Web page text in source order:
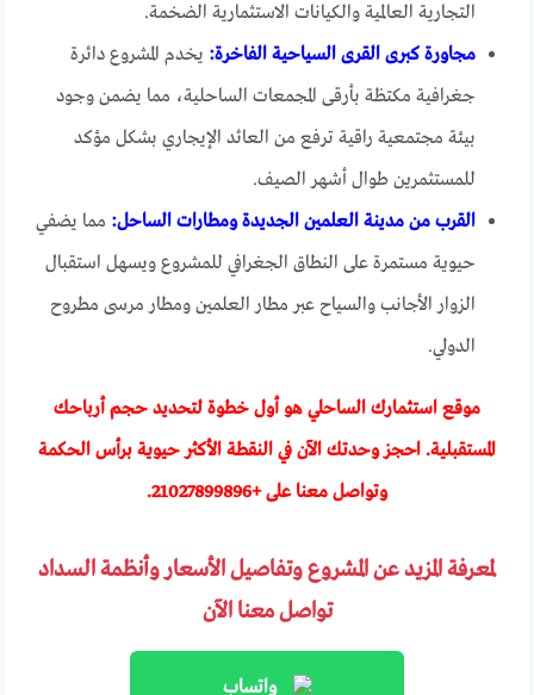
التجارية العالمية والكيانات الاستثمارية الضخمة.
مجاورة كبرى القرى السياحية الفاخرة: يخدم المشروع دائرة
جغرافية مكتظة بأرقى المجمعات الساحلية، مما يضمن وجود
بيئة مجتمعية راقية ترفع من العائد الإيجاري بشكل مؤكد
للمستثمرين طوال أشهر الصيف.
القرب من مدينة العلمين الجديدة ومطارات الساحل: مما يضفي
حيوية مستمرة على النطاق الجغرافي للمشروع ويسهل استقبال
الزوار الأجانب والسياح عبر مطار العلمين ومطار مرسى مطروح
الدولي.
موقع استثمارك الساحلي هو أول خطوة لتحديد حجم أرباحك
المستقبلية. احجز وحدتك الآن في النقطة الأكثر حيوية برأس الحكمة
وتواصل معنا على +21027899896
.
لمعرفة المزيد عن المشروع وتفاصيل الأسعار وأنظمة السداد
تواصل معنا الآن
واتساب